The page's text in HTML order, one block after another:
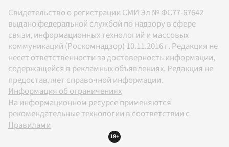
Свидетельство о регистрации СМИ Эл № ФС77-67642
выдано федеральной службой по надзору в сфере
связи, информационных технологий и массовых
коммуникаций (Роскомнадзор) 10.11.2016 г. Редакция не
несет ответственности за достоверность информации,
содержащейся в рекламных объявлениях. Редакция не
предоставляет справочной информации.
Информация об ограничениях
На информационном ресурсе применяются
рекомендательные технологии в соответствии с
Правилами
18+